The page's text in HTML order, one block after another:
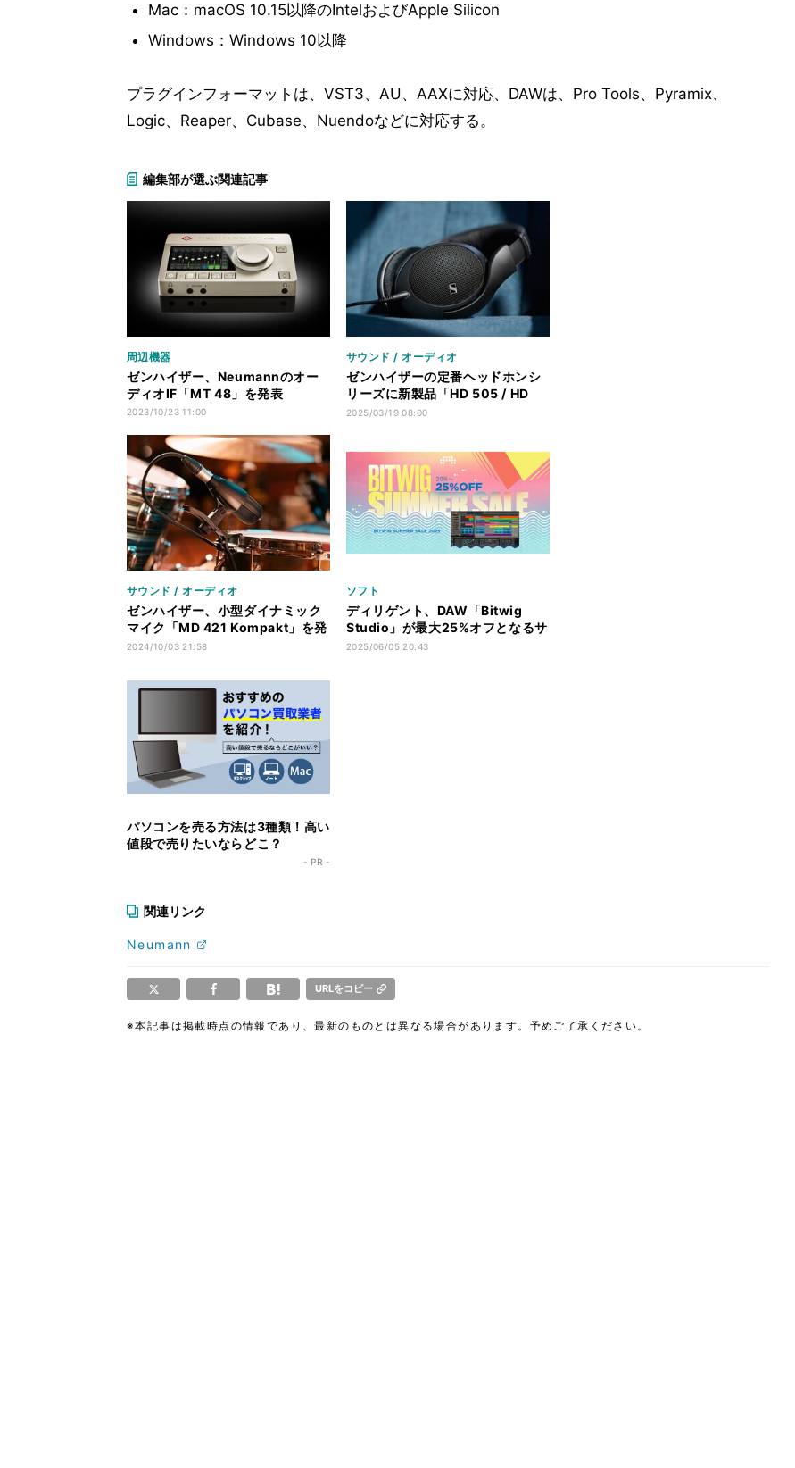
Mac：macOS 10.15以降のIntelおよびApple Silicon
Windows：Windows 10以降
プラグインフォーマットは、VST3、AU、AAXに対応、DAWは、Pro Tools、Pyramix、
Logic、Reaper、Cubase、Nuendoなどに対応する。
編集部が選ぶ関連記事
周辺機器
ゼンハイザー、Neumannのオー
ディオIF「MT 48」を発表
2023/10/23 11:00
サウンド / オーディオ
ゼンハイザーの定番ヘッドホンシ
リーズに新製品「HD 505 / HD
550」発表
2025/03/19 08:00
サウンド / オーディオ
ゼンハイザー、小型ダイナミック
マイク「MD 421 Kompakt」を発
表
2024/10/03 21:58
ソフト
ディリゲント、DAW「Bitwig
Studio」が最大25%オフとなるサ
マーセール
2025/06/05 20:43
パソコンを売る方法は3種類！高い
値段で売りたいならどこ？
- PR -
関連リンク
Neumann
URLをコピー
※本記事は掲載時点の情報であり、最新のものとは異なる場合があります。予めご了承ください。